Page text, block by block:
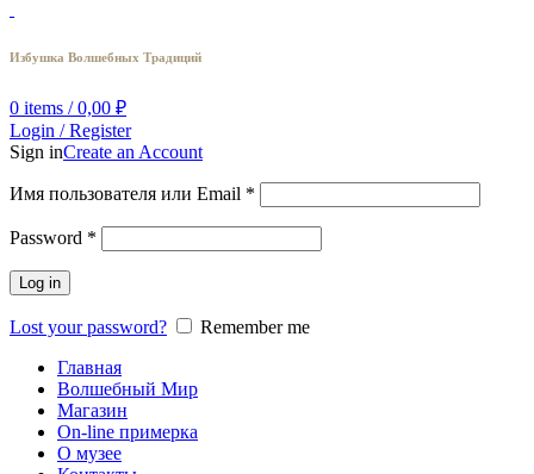
Избушка Волшебных Традиций
0 items / 0,00 ₽
Login / Register
Sign inCreate an Account
Имя пользователя или Email *
Password *
Log in
Lost your password?
Remember me
Главная
Волшебный Мир
Магазин
On-line примерка
О музее